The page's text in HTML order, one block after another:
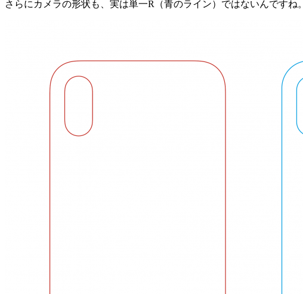
さらにカメラの形状も、実は単一R（青のライン）ではないんですね。